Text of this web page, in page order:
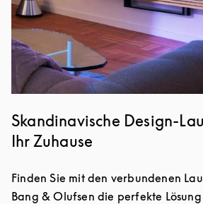
Skandinavische Design-
Ihr Zuhause
Finden Sie mit den verbundenen
Bang & Olufsen die perfekte